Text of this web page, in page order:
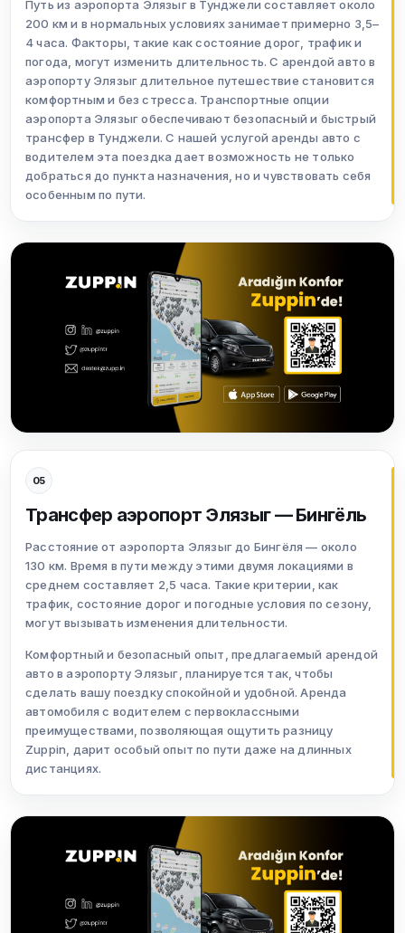
Путь из аэропорта Элязыг в Тунджели составляет около
200 км и в нормальных условиях занимает примерно 3,5–
4 часа. Факторы, такие как состояние дорог, трафик и
погода, могут изменить длительность. С арендой авто в
аэропорту Элязыг длительное путешествие становится
комфортным и без стресса. Транспортные опции
аэропорта Элязыг обеспечивают безопасный и быстрый
трансфер в Тунджели. С нашей услугой аренды авто с
водителем эта поездка дает возможность не только
добраться до пункта назначения, но и чувствовать себя
особенным по пути.
05
Трансфер аэропорт Элязыг — Бингёль
Расстояние от аэропорта Элязыг до Бингёля — около
130 км. Время в пути между этими двумя локациями в
среднем составляет 2,5 часа. Такие критерии, как
трафик, состояние дорог и погодные условия по сезону,
могут вызывать изменения длительности.
Комфортный и безопасный опыт, предлагаемый арендой
авто в аэропорту Элязыг, планируется так, чтобы
сделать вашу поездку спокойной и удобной. Аренда
автомобиля с водителем с первоклассными
преимуществами, позволяющая ощутить разницу
Zuppin, дарит особый опыт по пути даже на длинных
дистанциях.